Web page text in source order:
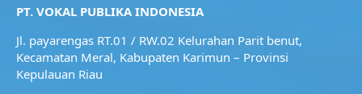
PT. VOKAL PUBLIKA INDONESIA
Jl. payarengas RT.01 / RW.02 Kelurahan Parit benut,
Kecamatan Meral, Kabupaten Karimun – Provinsi
Kepulauan Riau